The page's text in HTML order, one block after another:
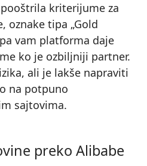
kriterijume za
oznake tipa „Gold
vam platforma daje
ko je ozbiljniji partner.
ali je lakše napraviti
na potpuno
sajtovima.
preko Alibabe